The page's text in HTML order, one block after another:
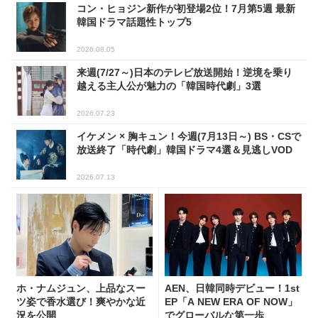
コン・ヒョジン新作が初登場2位！7月第5週 最新
韓国ドラマ話題性トップ5
2026.08.05
来週(7/27～)日本のテレビ放送開始！逆境を乗り
越える主人公が魅力の「韓国時代劇」3選
2026.07.23
イケメン × 胸キュン！今週(7月13日～) BS・CSで
放送終了「時代劇」韓国ドラマ4選＆見逃しVOD
2026.07.13
ホ・ナムジュン、上品なスー
ツ姿で香水選び！爽やかな近
況を公開
AEN、日韓同時デビュー！1st
EP「A NEW ERA OF NOW」
でグローバルな第一歩